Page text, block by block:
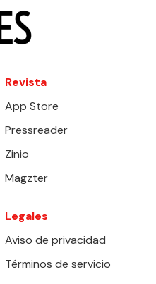
Revista
App Store
Pressreader
Zinio
Magzter
Legales
Aviso de privacidad
Términos de servicio